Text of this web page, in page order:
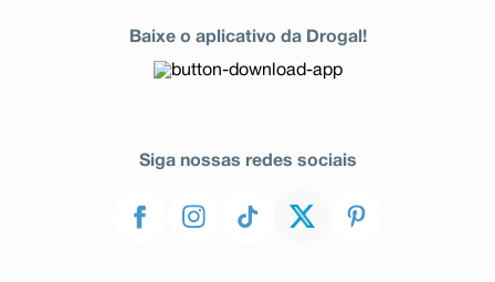
Baixe o aplicativo da Drogal!
Siga nossas redes sociais